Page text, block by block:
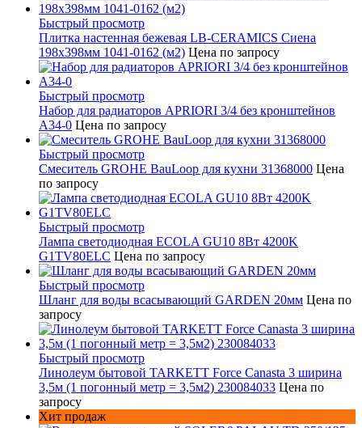
Быстрый просмотр
Плитка настенная бежевая LB-CERAMICS Сиена
198x398мм 1041-0162 (м2) Цена по запросу
Быстрый просмотр
Набор для радиаторов APRIORI 3/4 без кронштейнов
A34-0 Цена по запросу
Быстрый просмотр
Смеситель GROHE BauLoop для кухни 31368000 Цена
по запросу
Быстрый просмотр
Лампа светодиодная ECOLA GU10 8Вт 4200K
G1TV80ELC Цена по запросу
Быстрый просмотр
Шланг для воды всасывающий GARDEN 20мм Цена по
запросу
Быстрый просмотр
Линолеум бытовой TARKETT Force Canasta 3 ширина
3,5м (1 погонный метр = 3,5м2) 230084033 Цена по
запросу
Хит продаж